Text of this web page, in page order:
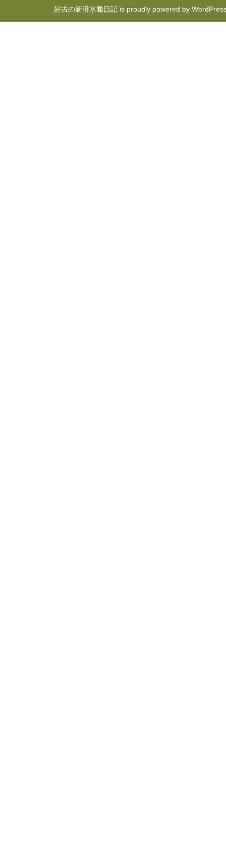
好古の新潜水艦日記 is proudly powered by